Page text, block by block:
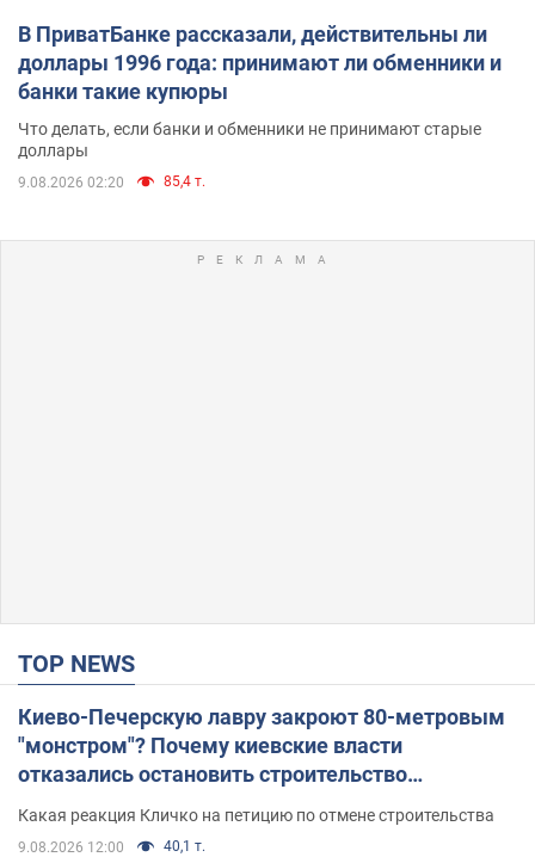
В ПриватБанке рассказали, действительны ли
доллары 1996 года: принимают ли обменники и
банки такие купюры
Что делать, если банки и обменники не принимают старые
доллары
9.08.2026 02:20 85,4 т.
TOP NEWS
Киево-Печерскую лавру закроют 80-метровым
"монстром"? Почему киевские власти
отказались остановить строительство
Какая реакция Кличко на петицию по отмене строительства
9.08.2026 12:00 40,1 т.